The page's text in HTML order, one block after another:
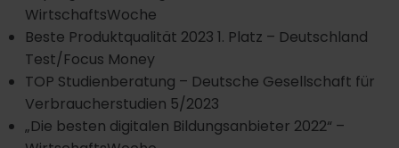
WirtschaftsWoche
Beste Produktqualität 2023 1. Platz – Deutschland
Test/Focus Money
TOP Studienberatung – Deutsche Gesellschaft für
Verbraucherstudien 5/2023
„Die besten digitalen Bildungsanbieter 2022“ –